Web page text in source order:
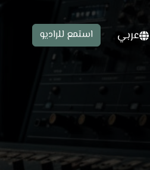
عربي استمع للراديو